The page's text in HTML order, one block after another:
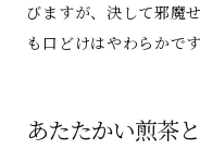
びますが、決して邪魔
も口どけはやわらかです
あたたかい煎茶